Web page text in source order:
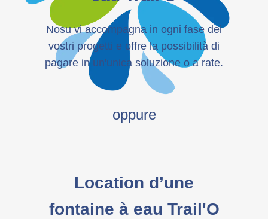
Nosu vi accompagna in ogni fase dei
vostri progetti e offre la possibilità di
pagare in un'unica soluzione o a rate.
oppure
Location d’une
fontaine à eau Trail'O